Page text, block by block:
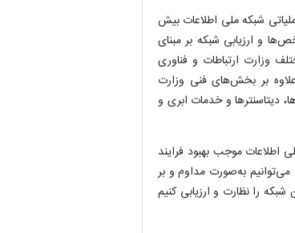
برای ۸۶ درصد از اهداف عملیاتی شبکه ملی اطلاعات بیش
و ارزیابی شبکه بر مبنای
وزارت ارتباطات و فناوری
و علاوه بر بخش‌های فنی وزارت
دیتاسنتر‌ها و خدمات ابری و
موجب بهبود فرایند
به‌صورت مداوم و بر
را نظارت و ارزیابی کنیم